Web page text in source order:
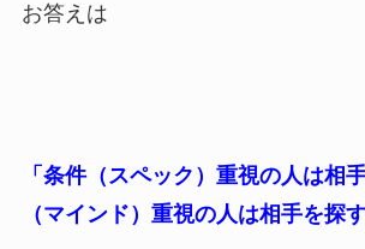
お答えは
「条件（スペック）重視の人は相
（マインド）重視の人は相手を探す